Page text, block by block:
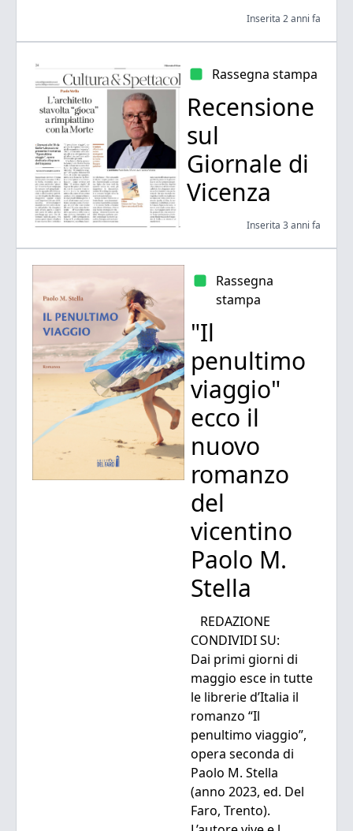
Inserita 2 anni fa
Rassegna stampa
Recensione
sul
Giornale di
Vicenza
Inserita 3 anni fa
Rassegna
stampa
"Il
penultimo
viaggio"
ecco il
nuovo
romanzo
del
vicentino
Paolo M.
Stella
REDAZIONE
CONDIVIDI SU:
Dai primi giorni di
maggio esce in tutte
le librerie d’Italia il
romanzo “Il
penultimo viaggio”,
opera seconda di
Paolo M. Stella
(anno 2023, ed. Del
Faro, Trento).